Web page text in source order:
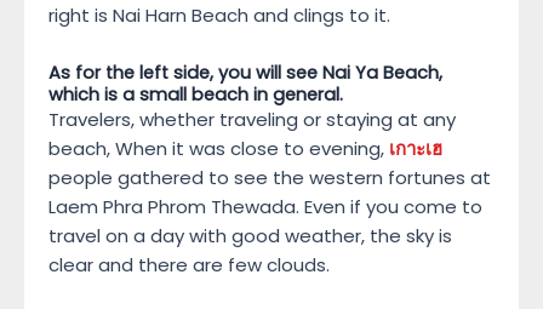
right is Nai Harn Beach and clings to it.
As for the left side, you will see Nai Ya Beach,
which is a small beach in general.
Travelers, whether traveling or staying at any
beach, When it was close to evening, เกาะเฮ
people gathered to see the western fortunes at
Laem Phra Phrom Thewada. Even if you come to
travel on a day with good weather, the sky is
clear and there are few clouds.